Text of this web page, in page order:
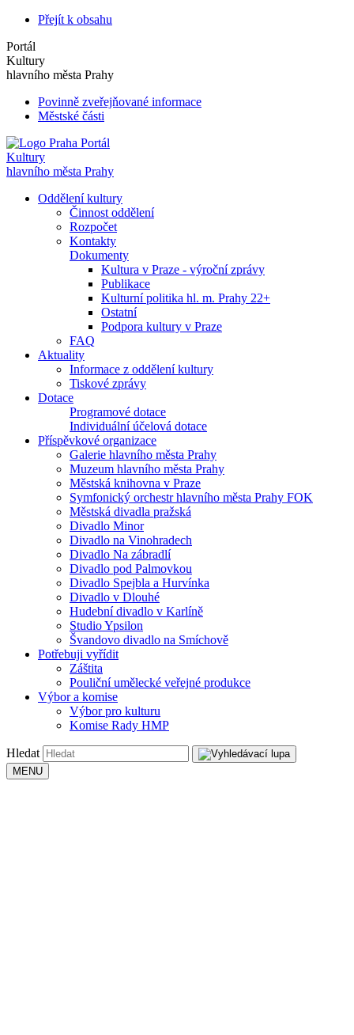
Přejít k obsahu
Portál
Kultury
hlavního města Prahy
Povinně zveřejňované informace
Městské části
Portál
Kultury
hlavního města Prahy
Oddělení kultury
Činnost oddělení
Rozpočet
Kontakty
Dokumenty
Kultura v Praze - výroční zprávy
Publikace
Kulturní politika hl. m. Prahy 22+
Ostatní
Podpora kultury v Praze
FAQ
Aktuality
Informace z oddělení kultury
Tiskové zprávy
Dotace
Programové dotace
Individuální účelová dotace
Příspěvkové organizace
Galerie hlavního města Prahy
Muzeum hlavního města Prahy
Městská knihovna v Praze
Symfonický orchestr hlavního města Prahy FOK
Městská divadla pražská
Divadlo Minor
Divadlo na Vinohradech
Divadlo Na zábradlí
Divadlo pod Palmovkou
Divadlo Spejbla a Hurvínka
Divadlo v Dlouhé
Hudební divadlo v Karlíně
Studio Ypsilon
Švandovo divadlo na Smíchově
Potřebuji vyřídit
Záštita
Pouliční umělecké veřejné produkce
Výbor a komise
Výbor pro kulturu
Komise Rady HMP
Hledat
MENU